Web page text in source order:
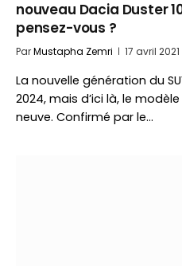
nouveau Dacia Duster
pensez-vous ?
ParMustapha Zemri 17 avril 2021
La nouvelle génération du
2024, mais d’ici là, le
neuve. Confirmé par le…